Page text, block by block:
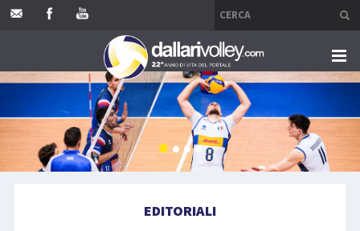
HOME
EDITORIALI
EDITORIALI